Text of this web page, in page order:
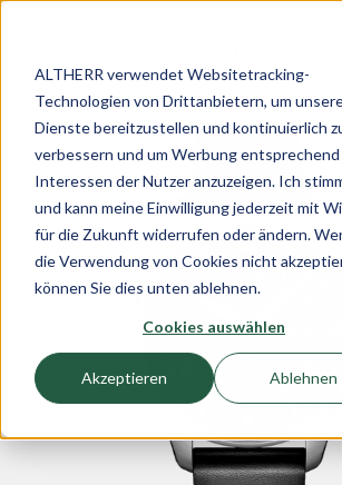
ALTHERR verwendet Websitetracking-
Technologien von Drittanbietern, um
Dienste bereitzustellen und kontinuierlich
verbessern und um Werbung entsprechend
Interessen der Nutzer anzuzeigen. Ich
und kann meine Einwilligung jederzeit mit
für die Zukunft widerrufen oder ändern.
die Verwendung von Cookies nicht
können Sie dies unten ablehnen.
Cookies auswählen
Akzeptieren Ablehnen